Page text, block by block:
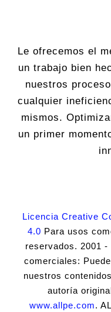
Le ofrecemos el
un trabajo bien
nuestros
cualquier
mismos.
un primer
Licencia Creative
4.0 Para usos
reservados. 2001
comerciales:
nuestros
autoría
www.allpe.com.